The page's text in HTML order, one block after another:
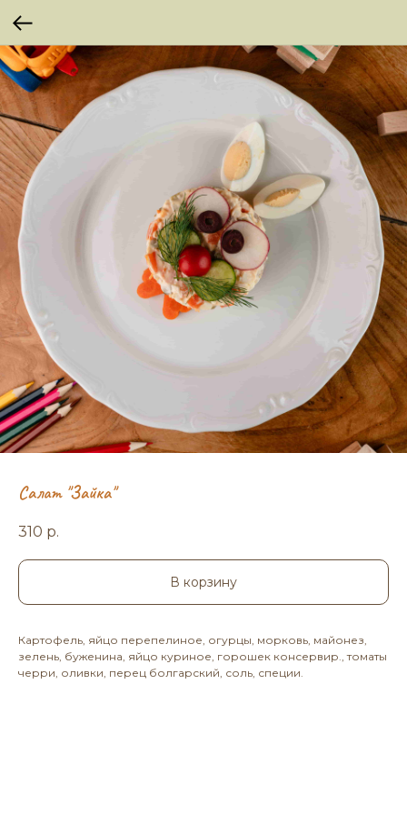
Салат "Зайка"
310 р.
В корзину
Картофель, яйцо перепелиное, огурцы, морковь, майонез,
зелень, буженина, яйцо куриное, горошек консервир., томаты
черри, оливки, перец болгарский, соль, специи.